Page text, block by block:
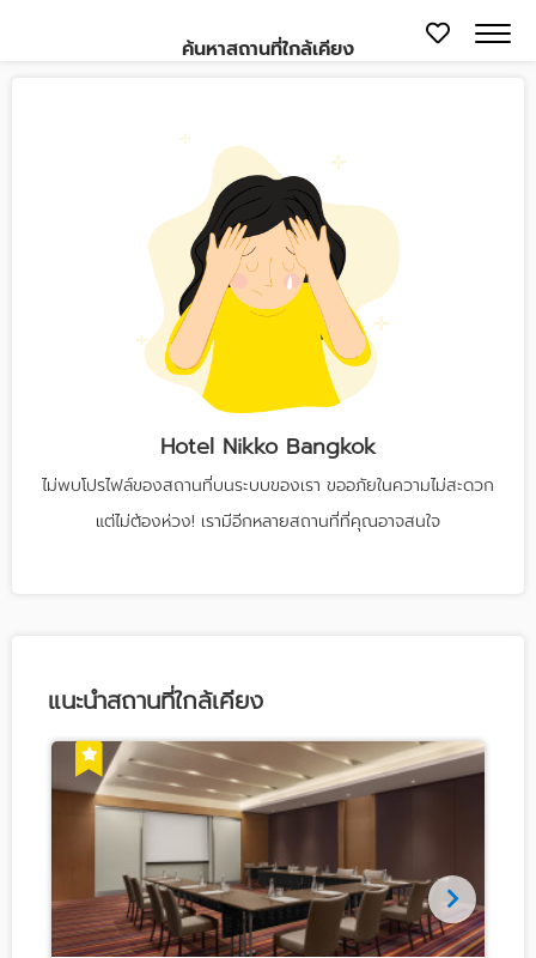
Hotel Nikko Bangkok
ไม่พบโปรไฟล์ของสถานที่บนระบบของเรา ขออภัยในความไม่สะดวก
แต่ไม่ต้องห่วง! เรามีอีกหลายสถานที่ที่คุณอาจสนใจ
ค้นหาสถานที่ใกล้เคียง
แนะนำสถานที่ใกล้เคียง